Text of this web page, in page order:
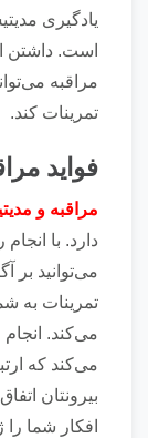
یادگیری
است. داشتن
مراقبه
تمرینات کند.
فواید
مراقبه و
دارد. با
می‌توانید بر
تمرینات به
می‌کند.
می‌کند که
بیرونتان
افکار شما